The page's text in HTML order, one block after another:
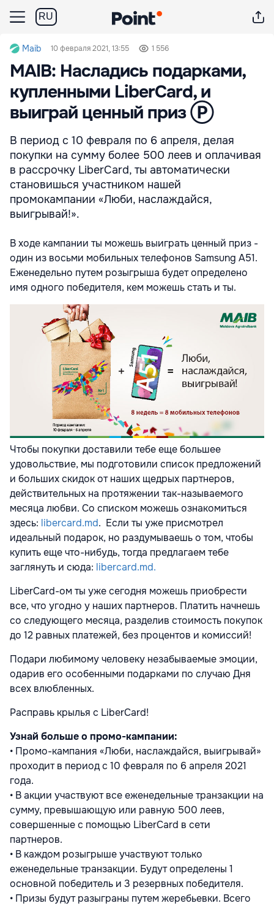
RU
Maib 10 февраля 2021, 13:55 1 556
MAIB: Насладись подарками,
купленными LiberCard, и
выиграй ценный приз Ⓟ
В период с 10 февраля по 6 апреля, делая
покупки на сумму более 500 леев и оплачивая
в рассрочку LiberCard, ты автоматически
становишься участником нашей
промокампании «Люби, наслаждайся,
выигрывай!».
В ходе кампании ты можешь выиграть ценный приз -
один из восьми мобильных телефонов Samsung A51.
Еженедельно путем розыгрыша будет определено
имя одного победителя, кем можешь стать и ты.
Чтобы покупки доставили тебе еще большее
удовольствие, мы подготовили список предложений
и больших скидок от наших щедрых партнеров,
действительных на протяжении так-называемого
месяца любви. Со списком можешь ознакомиться
здесь: libercard.md. Если ты уже присмотрел
идеальный подарок, но раздумываешь о том, чтобы
купитьещечто-нибудь, тогда предлагаем тебе
заглянуть и сюда: libercard.md.
LiberCard-ом ты уже сегодня можешь приобрести
все, что угодно у наших партнеров. Платить начнешь
со следующего месяца, разделив стоимость покупок
до 12 равных платежей, без процентов и комиссий!
Подари любимому человеку незабываемые эмоции,
одарив его особенными подарками по случаю Дня
всех влюбленных.
Расправь крылья с LiberCard!
Узнай больше о промо-кампании:
• Промо-кампания «Люби, наслаждайся, выигрывай»
проходит в период с 10 февраля по 6 апреля 2021
года.
• В акции участвуют все еженедельные транзакции на
сумму, превышающую или равную 500 леев,
совершенные с помощью LiberCard в сети
партнеров.
• В каждом розыгрыше участвуют только
еженедельные транзакции. Будут определены 1
основной победитель и 3 резервных победителя.
• Призы будут разыграны путем жеребьевки. Всего